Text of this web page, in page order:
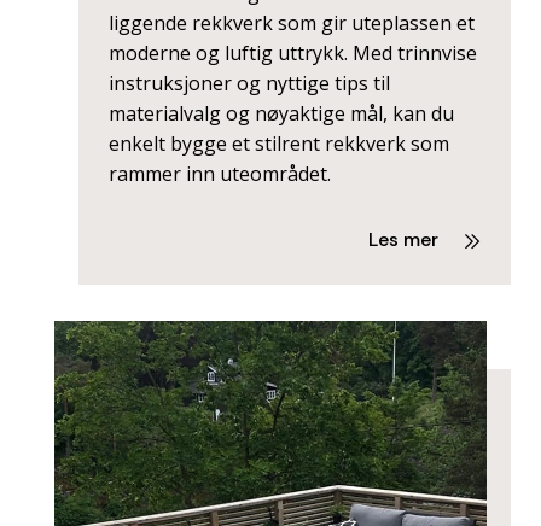
liggende rekkverk som gir uteplassen et
moderne og luftig uttrykk. Med trinnvise
instruksjoner og nyttige tips til
materialvalg og nøyaktige mål, kan du
enkelt bygge et stilrent rekkverk som
rammer inn uteområdet.
Les mer